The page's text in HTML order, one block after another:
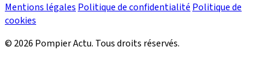
Mentions légales Politique de confidentialité Politique de
cookies
© 2026 Pompier Actu. Tous droits réservés.